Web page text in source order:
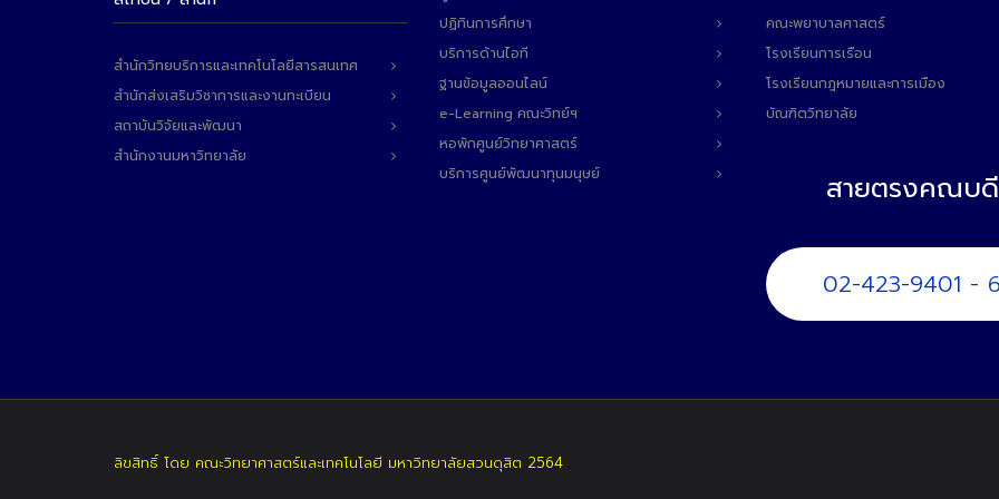
สำนักวิทยบริการและเทคโนโลยีสารสนเทศ
สำนักส่งเสริมวิชาการและงานทะเบียน
สถาบันวิจัยและพัฒนา
สำนักงานมหาวิทยาลัย
ปฏิทินการศึกษา
บริการด้านไอที
ฐานข้อมูลออนไลน์
e-Learning คณะวิทย์ฯ
หอพักศูนย์วิทยาศาสตร์
บริการศูนย์พัฒนาทุนมนุษย์
คณะพยาบาลศาสตร์
โรงเรียนการเรือน
โรงเรียนกฎหมายและการเมือง
บัณฑิตวิทยาลัย
สายตรงคณบดี
02-423-9401 -
ลิขสิทธิ์ โดย คณะวิทยาศาสตร์และเทคโนโลยี มหาวิทยาลัยสวนดุสิต 2564